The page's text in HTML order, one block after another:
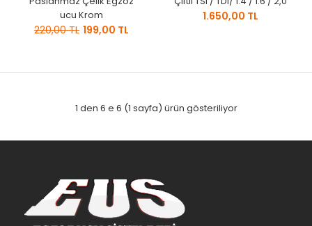
ucu Krom
220,00 TL 199,00 TL
1.650,00 TL
1 den 6 e 6 (1 sayfa) ürün gösteriliyor